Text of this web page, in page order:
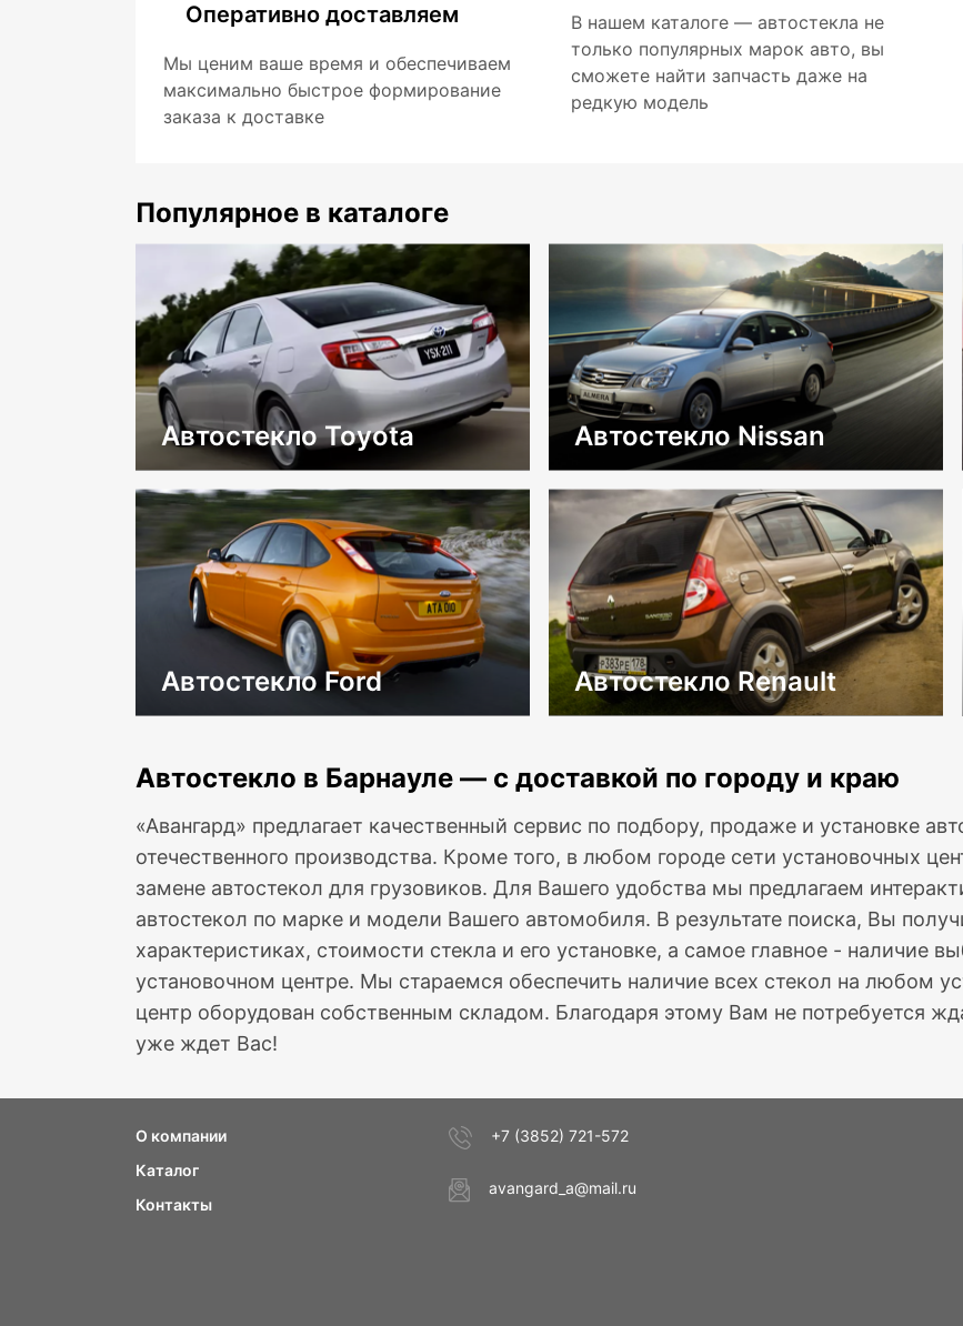
Оперативно доставляем
Мы ценим ваше время и обеспечиваем
максимально быстрое формирование
заказа к доставке
В нашем каталоге — автостекла не
только популярных марок авто, вы
сможете найти запчасть даже на
редкую модель
Популярное в каталоге
Автостекло Toyota Автостекло Nissan
Автостекло Ford Автостекло Renault
Автостекло в Барнауле — с доставкой по городу и краю
«Авангард» предлагает качественный сервис по подбору, продаже и установке
отечественного производства. Кроме того, в любом городе сети установочных
замене автостекол для грузовиков. Для Вашего удобства мы предлагаем
автостекол по марке и модели Вашего автомобиля. В результате поиска, Вы
характеристиках, стоимости стекла и его установке, а самое главное - наличие
установочном центре. Мы стараемся обеспечить наличие всех стекол на любом
центр оборудован собственным складом. Благодаря этому Вам не потребуется
уже ждет Вас!
О компании
Каталог
Контакты
+7 (3852) 721-572
avangard_a@mail.ru